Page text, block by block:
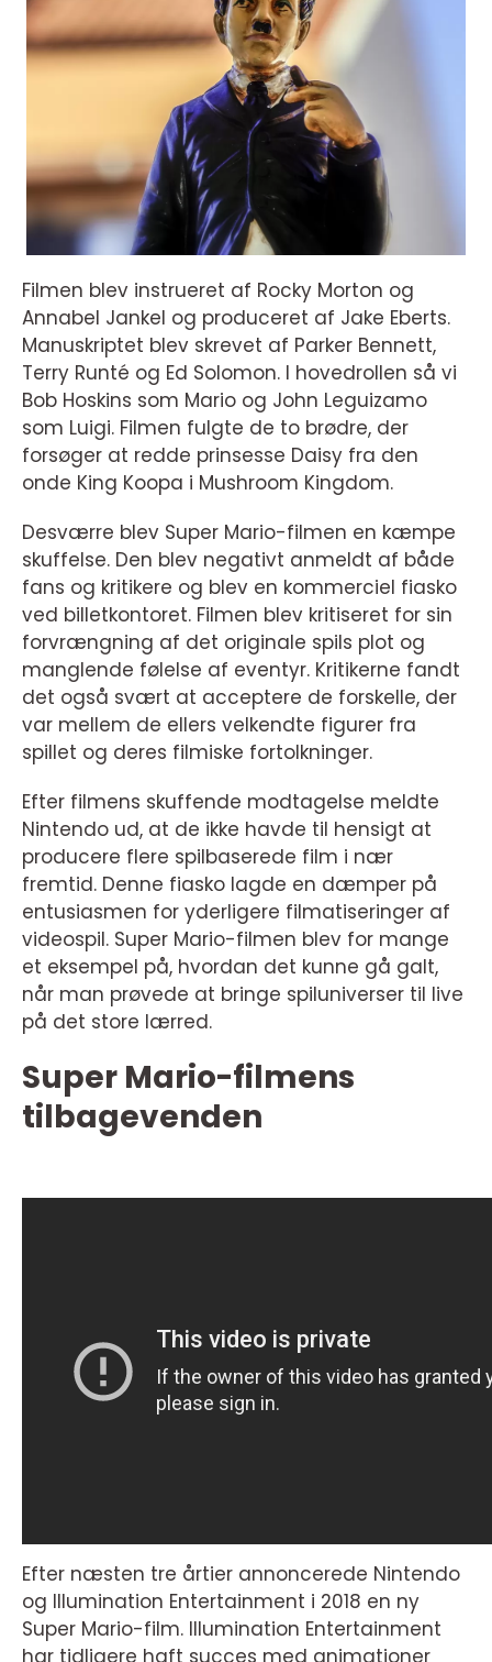
Filmen blev instrueret af Rocky Morton og
Annabel Jankel og produceret af Jake Eberts.
Manuskriptet blev skrevet af Parker Bennett,
Terry Runté og Ed Solomon. I hovedrollen så vi
Bob Hoskins som Mario og John Leguizamo
som Luigi. Filmen fulgte de to brødre, der
forsøger at redde prinsesse Daisy fra den
onde King Koopa i Mushroom Kingdom.
Desværre blev Super Mario-filmen en kæmpe
skuffelse. Den blev negativt anmeldt af både
fans og kritikere og blev en kommerciel fiasko
ved billetkontoret. Filmen blev kritiseret for sin
forvrængning af det originale spils plot og
manglende følelse af eventyr. Kritikerne fandt
det også svært at acceptere de forskelle, der
var mellem de ellers velkendte figurer fra
spillet og deres filmiske fortolkninger.
Efter filmens skuffende modtagelse meldte
Nintendo ud, at de ikke havde til hensigt at
producere flere spilbaserede film i nær
fremtid. Denne fiasko lagde en dæmper på
entusiasmen for yderligere filmatiseringer af
videospil. Super Mario-filmen blev for mange
et eksempel på, hvordan det kunne gå galt,
når man prøvede at bringe spiluniverser til live
på det store lærred.
Super Mario-filmens
tilbagevenden
Efter næsten tre årtier annoncerede Nintendo
og Illumination Entertainment i 2018 en ny
Super Mario-film. Illumination Entertainment
har tidligere haft succes med animationer